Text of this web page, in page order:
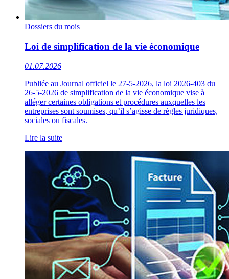
Dossiers du mois
Loi de simplification de la vie économique
01.07.2026
Publiée au Journal officiel le 27-5-2026, la loi 2026-403 du
26-5-2026 de simplification de la vie économique vise à
alléger certaines obligations et procédures auxquelles les
entreprises sont soumises, qu’il s’agisse de règles juridiques,
sociales ou fiscales.
Lire la suite